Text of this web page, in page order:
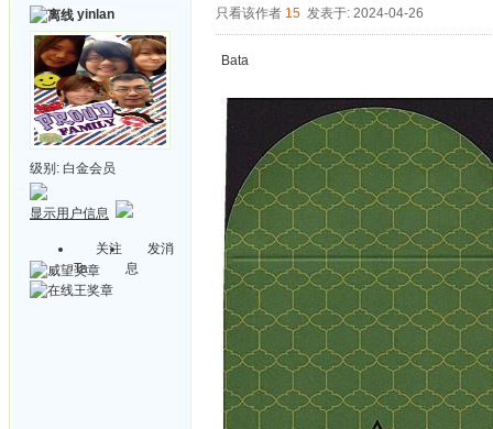
yinlan
级别: 白金会员
显示用户信息
关注
Ta
发消
息
只看该作者 15 发表于: 2024-04-26
Bata